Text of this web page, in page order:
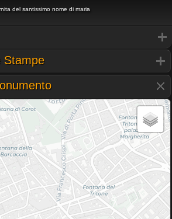
del santissimo nome di maria
Stampe